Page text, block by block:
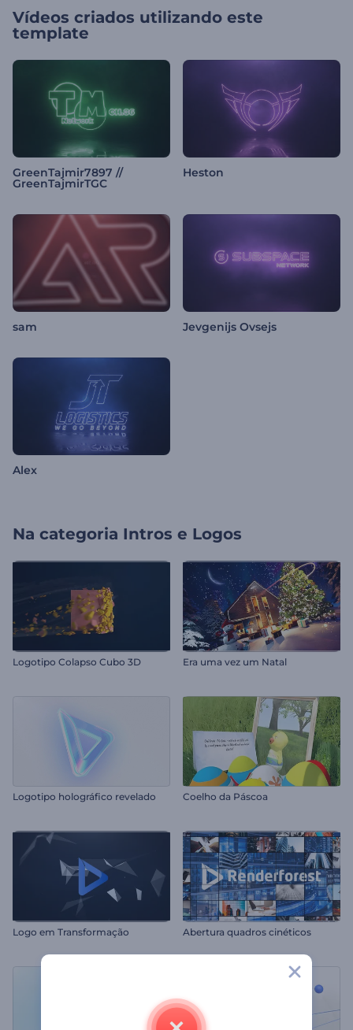
Vídeos criados utilizando este
template
GreenTajmir7897 //
GreenTajmirTGC
Heston
sam Jevgenijs Ovsejs
Alex
Na categoria Intros e Logos
Logotipo Colapso Cubo 3D Era uma vez um Natal
Logotipo holográfico revelado Coelho da Páscoa
Logo em Transformação Abertura quadros cinéticos